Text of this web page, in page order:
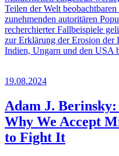
Teilen der Welt
zunehmenden autoritären
recherchierter Fallbeispiele
zur Erklärung der Erosion der
Indien, Ungarn und den USA
19.08.2024
Adam J.
Why We Accept
to Fight It